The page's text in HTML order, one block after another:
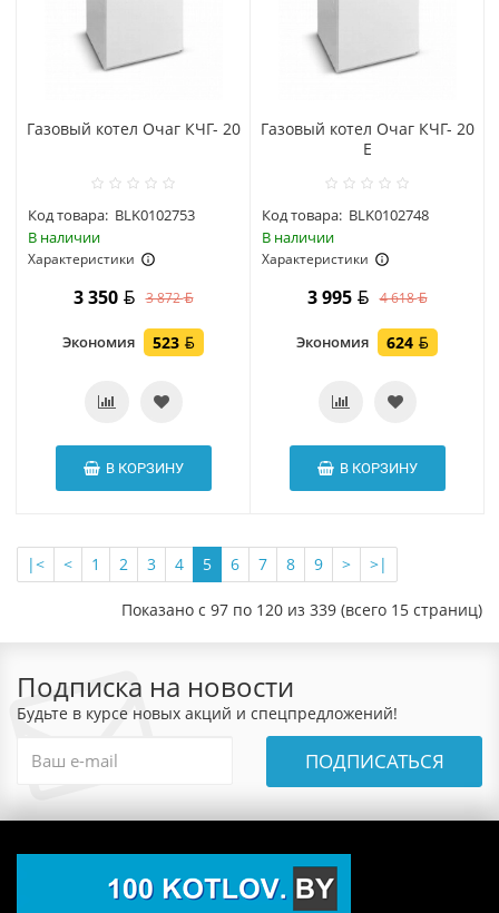
Газовый котел Очаг КЧГ- 20
Код товара: BLK0102753
В наличии
Характеристики
3 350 3 872
Экономия 523
В КОРЗИНУ
Газовый котел Очаг КЧГ- 20
E
Код товара: BLK0102748
В наличии
Характеристики
3 995 4 618
Экономия 624
В КОРЗИНУ
|< < 1 2 3 4 5 6 7 8 9 > >|
Показано с 97 по 120 из 339 (всего 15 страниц)
Подписка на новости
Будьте в курсе новых акций и спецпредложений!
ПОДПИСАТЬСЯ